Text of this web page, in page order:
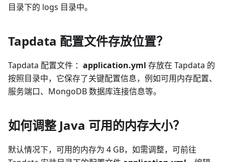
目录下的 logs 目录中。
Tapdata 配置文件存放位置？
Tapdata 配置文件 ： application.yml 存放在 Tapdata 的
按照目录中，它保存了关键配置信息，例如可用内存配置、
服务端口、MongoDB 数据库连接信息等。
如何调整 Java 可用的内存大小？
默认情况下，可用的内存为 4 GB，如需调整，可前往